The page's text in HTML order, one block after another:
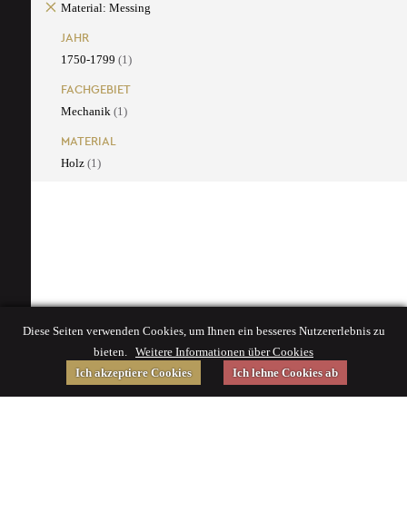
Material: Messing
JAHR
1750-1799 (1)
FACHGEBIET
Mechanik (1)
MATERIAL
Holz (1)
Diese Seiten verwenden Cookies, um Ihnen ein besseres Nutzererlebnis zu
bieten. Weitere Informationen über Cookies
Ich akzeptiere Cookies
Ich lehne Cookies ab